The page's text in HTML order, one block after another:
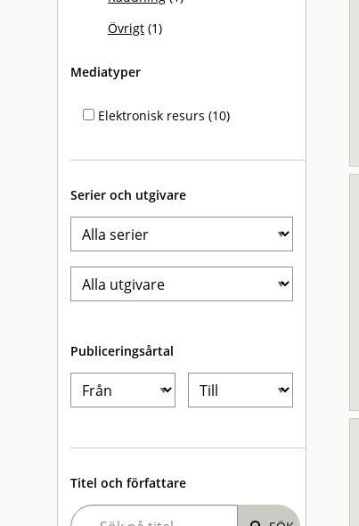
Övrigt (1)
Mediatyper
Elektronisk resurs (10)
Serier och utgivare
Publiceringsårtal
Titel och författare